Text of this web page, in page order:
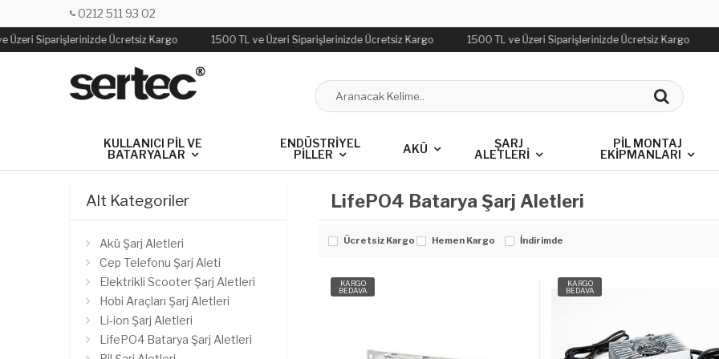
0212 511 93 02
Üzeri Siparişlerinizde Ücretsiz Kargo 1500 TL ve Üzeri Siparişlerinizde Ücretsiz Kargo 1500 TL ve Üzeri Siparişlerinizde Ücretsiz Kargo
KULLANICI PIL VE
BATARYALAR
ENDÜSTRIYEL
PILLER
AKÜ
ŞARJ
ALETLERI
PIL MONTAJ
EKIPMANLARI
Alt Kategoriler
Akü Şarj Aletleri
Cep Telefonu Şarj Aleti
Elektrikli Scooter Şarj Aletleri
Hobi Araçları Şarj Aletleri
Li-ion Şarj Aletleri
LifePO4 Batarya Şarj Aletleri
LifePO4 Batarya Şarj Aletleri
Ücretsiz Kargo Hemen Kargo İndirimde
KARGO
BEDAVA
KARGO
BEDAVA